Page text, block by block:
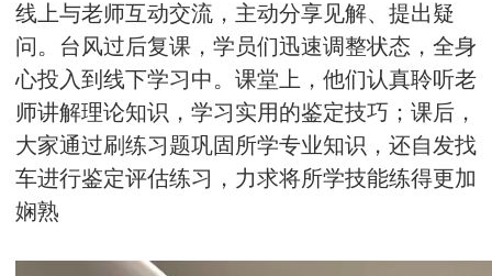
线上与老师互动交流，主动分享见解、提出疑
问。台风过后复课，学员们迅速调整状态，全身
心投入到线下学习中。课堂上，他们认真聆听老
师讲解理论知识，学习实用的鉴定技巧；课后，
大家通过刷练习题巩固所学专业知识，还自发找
车进行鉴定评估练习，力求将所学技能练得更加
娴熟